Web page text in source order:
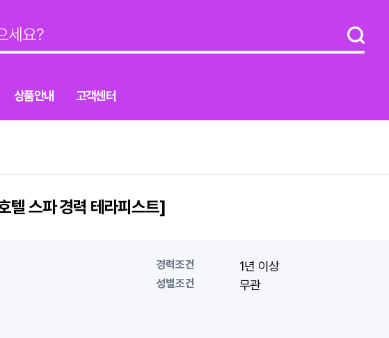
상품안내 고객센터
텔 스파 경력 테라피스트]
경력조건 1년 이상
성별조건 무관